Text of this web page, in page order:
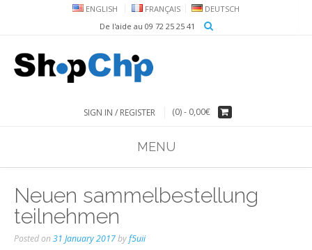
ENGLISH FRANÇAIS
DEUTSCH
De l'aide au 09 72 25 25 41
SIGN IN / REGISTER (0) - 0,00€
MENU
Neuen sammelbestellung
teilnehmen
Posted on31 January 2017byf5uii